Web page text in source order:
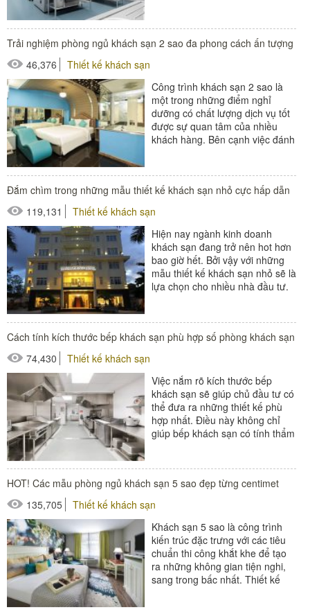
Trải nghiệm phòng ngủ khách sạn 2 sao đa phong cách ấn tượng
46,376
Thiết kế khách sạn
Công trình khách sạn 2 sao là
một trong những điểm nghỉ
dưỡng có chất lượng dịch vụ tốt
được sự quan tâm của nhiều
khách hàng. Bên cạnh việc đánh
#thiết bị phòng tắm
Đắm chìm trong những mẫu thiết kế khách sạn nhỏ cực hấp dẫn
119,131
Thiết kế khách sạn
Hiện nay ngành kinh doanh
khách sạn đang trở nên hot hơn
bao giờ hết. Bởi vậy với những
mẫu thiết kế khách sạn nhỏ sẽ là
lựa chọn cho nhiều nhà đầu tư.
#thiết bị phòng tắm
Cách tính kích thước bếp khách sạn phù hợp số phòng khách sạn
74,430
Thiết kế khách sạn
Việc nắm rõ kích thước bếp
khách sạn sẽ giúp chủ đầu tư có
thể đưa ra những thiết kế phù
hợp nhất. Điều này không chỉ
giúp bếp khách sạn có tính thẩm
HOT! Các mẫu phòng ngủ khách sạn 5 sao đẹp từng centimet
135,705
Thiết kế khách sạn
Khách sạn 5 sao là công trình
kiến trúc đặc trưng với các tiêu
chuẩn thi công khắt khe để tạo
ra những không gian tiện nghi,
sang trong bấc nhất. Thiết kế